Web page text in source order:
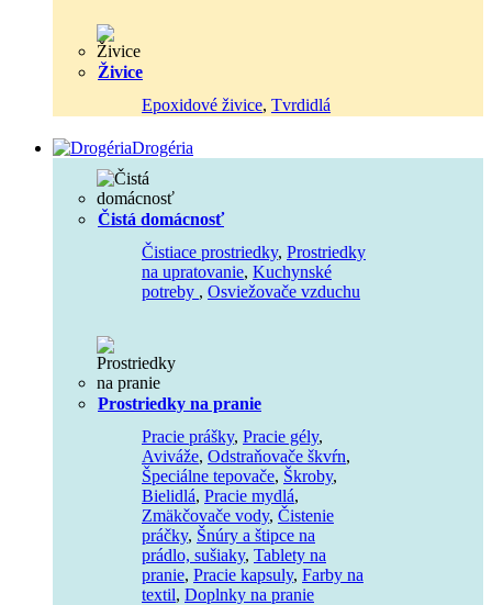
Živice
Epoxidové živice, Tvrdidlá
Drogéria
Čistá domácnosť
Čistiace prostriedky, Prostriedky
na upratovanie, Kuchynské
potreby , Osviežovače vzduchu
Prostriedky na pranie
Pracie prášky, Pracie gély,
Aviváže, Odstraňovače škvŕn,
Špeciálne tepovače, Škroby,
Bielidlá, Pracie mydlá,
Zmäkčovače vody, Čistenie
práčky, Šnúry a štipce na
prádlo, sušiaky, Tablety na
pranie, Pracie kapsuly, Farby na
textil, Doplnky na pranie